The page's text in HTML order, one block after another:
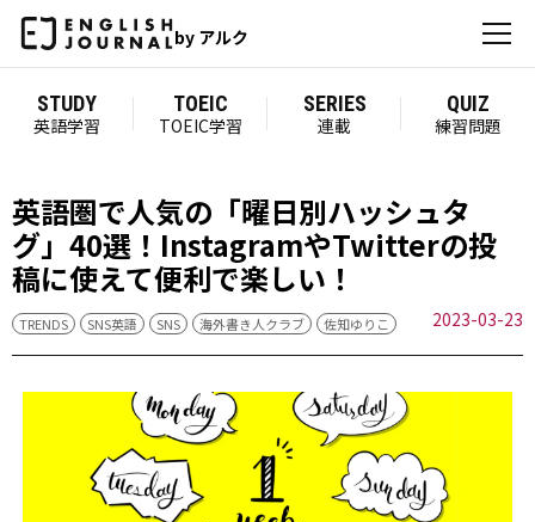
by アルク
STUDY
英語学習
TOEIC
TOEIC学習
SERIES
連載
QUIZ
練習問題
英語圏で人気の「曜日別ハッシュタ
グ」40選！InstagramやTwitterの投
稿に使えて便利で楽しい！
TRENDS SNS英語 SNS 海外書き人クラブ 佐知ゆりこ 2023-03-23